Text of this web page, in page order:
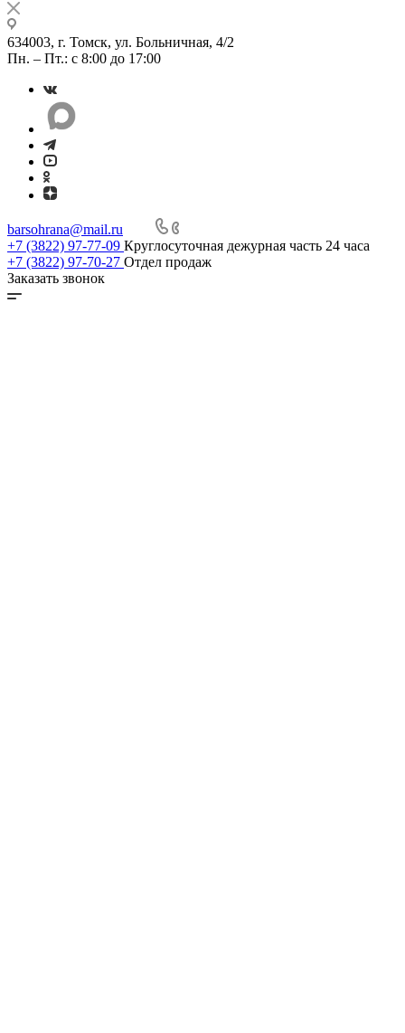
634003, г. Томск, ул. Больничная, 4/2
Пн. – Пт.: с 8:00 до 17:00
barsohrana@mail.ru
+7 (3822) 97-77-09 Круглосуточная дежурная часть 24 часа
+7 (3822) 97-70-27 Отдел продаж
Заказать звонок